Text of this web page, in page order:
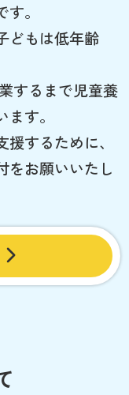
。
どもは低年齢
するまで児童養
す。
するために、
をお願いいたし